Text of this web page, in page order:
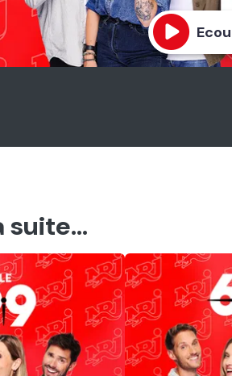
suite...